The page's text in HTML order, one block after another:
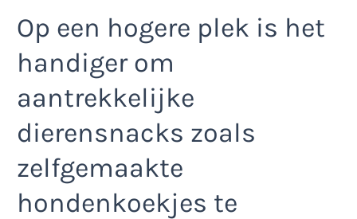
Op een hogere plek is het
handiger om
aantrekkelijke
dierensnacks zoals
zelfgemaakte
hondenkoekjes te